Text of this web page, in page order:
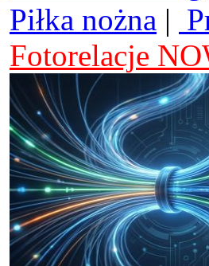
Piłka nożna |
Fotorelacje